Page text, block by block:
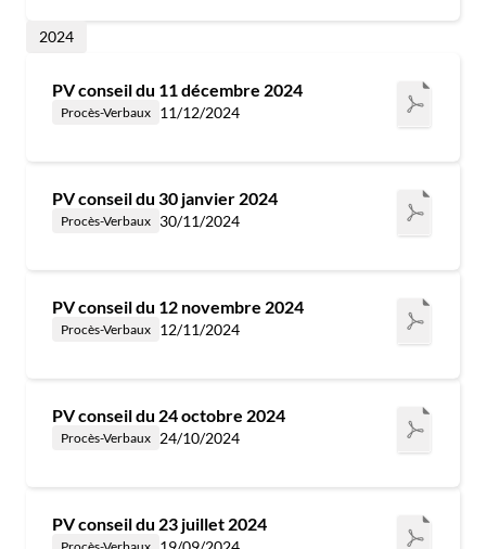
2024
PV conseil du 11 décembre 2024
Procès-Verbaux 11/12/2024
PV conseil du 30 janvier 2024
Procès-Verbaux 30/11/2024
PV conseil du 12 novembre 2024
Procès-Verbaux 12/11/2024
PV conseil du 24 octobre 2024
Procès-Verbaux 24/10/2024
PV conseil du 23 juillet 2024